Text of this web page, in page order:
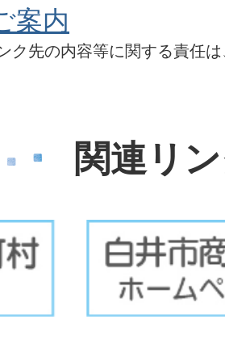
ク先の内容等に関する責任
案内
関連リ
示
3
枚
目